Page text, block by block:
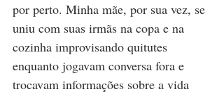
por perto. Minha mãe, por sua vez, se
uniu com suas irmãs na copa e na
cozinha improvisando quitutes
enquanto jogavam conversa fora e
trocavam informações sobre a vida